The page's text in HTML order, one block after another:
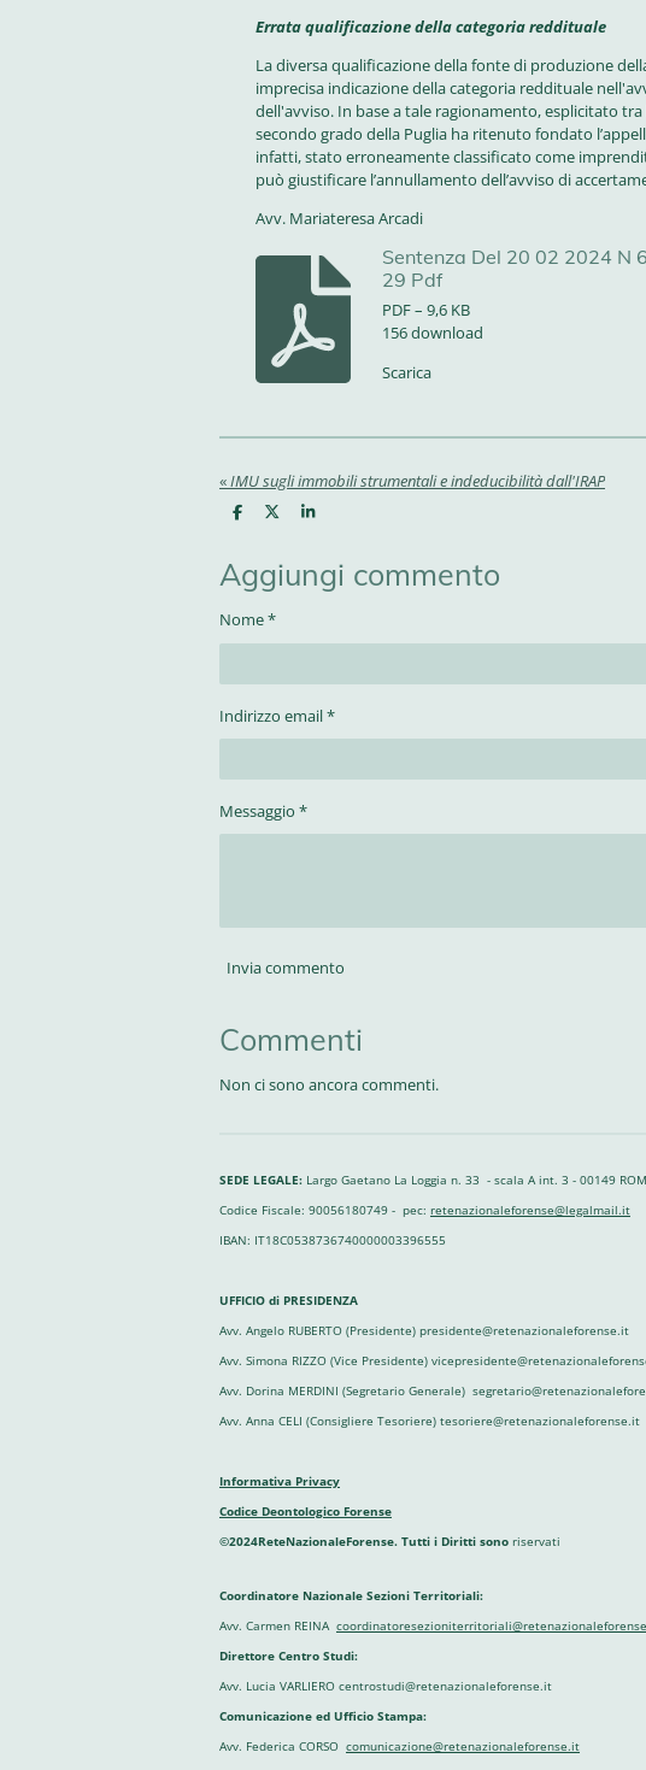
Errata qualificazione della categoria reddituale
La diversa qualificazione della fonte di produzione
imprecisa indicazione della categoria reddituale
dell'avviso. In base a tale ragionamento, esplicitato
secondo grado della Puglia ha ritenuto fondato
infatti, stato erroneamente classificato come
può giustificare l’annullamento dell’avviso di
Avv. Mariateresa Arcadi
Sentenza Del 20 02 2024 N
29 Pdf
PDF – 9,6 KB
156 download
Scarica
«IMU sugli immobili strumentali e indeducibilità dall'IRAP
C
i
d
i
C
d
i
v
i
d
i
C
i
i
Aggiungi commento
Nome *
Indirizzo email *
Messaggio *
Invia commento
Commenti
Non ci sono ancora commenti.
SEDE LEGALE: Largo Gaetano La Loggia n. 33 - scala A int. 3 - 00149
Codice Fiscale: 90056180749 - pec: retenazionaleforense@legalmail.it
IBAN: IT18C0538736740000003396555
UFFICIO di PRESIDENZA
Avv. Angelo RUBERTO (Presidente) presidente@retenazionaleforense.it
Avv. Simona RIZZO (Vice Presidente)
Avv. Dorina MERDINI (Segretario Generale)
Avv. Anna CELI (Consigliere Tesoriere) tesoriere@retenazionaleforense.it
Informativa Privacy
Codice Deontologico Forense
©2024ReteNazionaleForense. Tutti i Diritti sono riservati
Coordinatore Nazionale Sezioni Territoriali:
Avv. Carmen REINA
Direttore Centro Studi:
Avv. Lucia VARLIERO centrostudi@retenazionaleforense.it
Comunicazione ed Ufficio Stampa:
Avv. Federica CORSO comunicazione@retenazionaleforense.it